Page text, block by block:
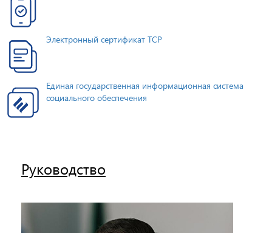
Электронный сертификат ТСР
Единая государственная информационная система
социального обеспечения
Руководство